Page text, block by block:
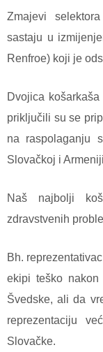
Zmajevi
sastaju u
Renfroe) koji je
Dvojica
priključili su se
na raspolaganju
Slovačkoj i
Naš najbolji
zdravstvenih
Bh.
ekipi teško
Švedske, ali da
reprezentaciju
Slovačke.